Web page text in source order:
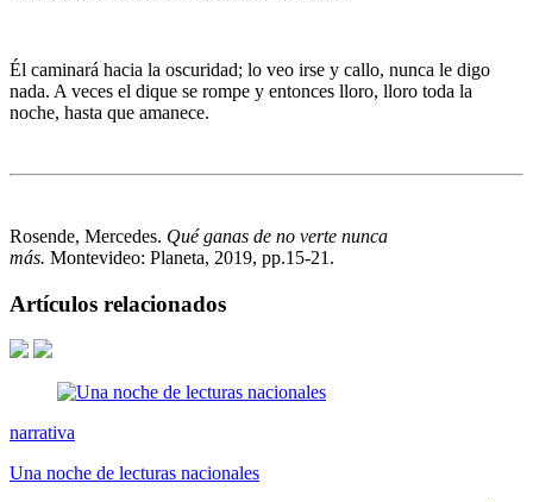
Él caminará hacia la oscuridad; lo veo irse y callo, nunca le digo
nada. A veces el dique se rompe y entonces lloro, lloro toda la
noche, hasta que amanece.
Rosende, Mercedes. Qué ganas de no verte nunca
más. Montevideo: Planeta, 2019, pp.15-21.
Artículos relacionados
narrativa
Una noche de lecturas nacionales